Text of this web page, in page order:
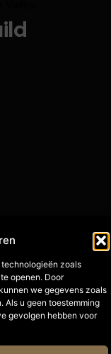
zoals
openen. Door
we gegevens zoals
Als u geen toestemming
gevolgen hebben voor